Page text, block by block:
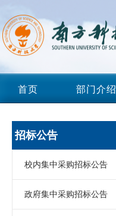
首页 部门介绍
招标公告
校内集中采购招标公告
政府集中采购招标公告